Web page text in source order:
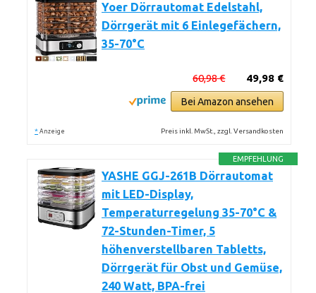
Yoer Dörrautomat Edelstahl,
Dörrgerät mit 6 Einlegefächern,
35-70°C
49,98 €
60,98 €
Bei Amazon ansehen
* Anzeige Preis inkl. MwSt., zzgl. Versandkosten
EMPFEHLUNG
YASHE GGJ-261B Dörrautomat
mit LED-Display,
Temperaturregelung 35-70°C &
72-Stunden-Timer, 5
höhenverstellbaren Tabletts,
Dörrgerät für Obst und Gemüse,
240 Watt, BPA-frei